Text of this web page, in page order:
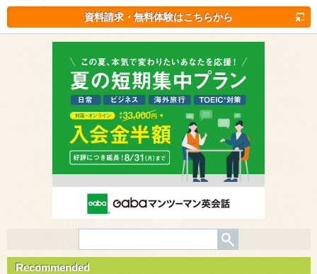
資料請求・無料体験はこちらから
Recommended